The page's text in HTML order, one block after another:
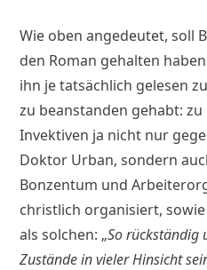
Wie oben angedeutet, soll
den Roman gehalten
ihn je tatsächlich gelesen
zu beanstanden gehabt:
Invektiven ja nicht nur
Doktor Urban, sondern
Bonzentum und
christlich organisiert,
als solchen: „So rückständig
Zustände in vieler Hinsicht